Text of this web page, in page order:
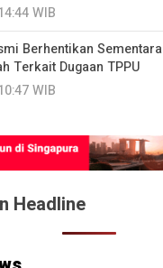
WIB
Berhentikan Sementara
Terkait Dugaan TPPU
WIB
Headline